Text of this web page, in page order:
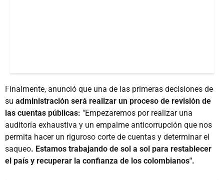
Finalmente, anunció que una de las primeras decisiones de
su administración será realizar un proceso de revisión de
las cuentas públicas: "Empezaremos por realizar una
auditoría exhaustiva y un empalme anticorrupción que nos
permita hacer un riguroso corte de cuentas y determinar el
saqueo. Estamos trabajando de sol a sol para restablecer
el país y recuperar la confianza de los colombianos".